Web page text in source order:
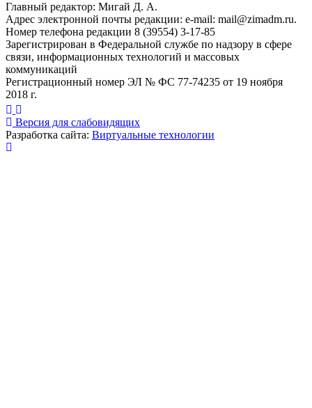
Главный редактор: Мигай Д. А.
Адрес электронной почты редакции: e-mail: mail@zimadm.ru.
Номер телефона редакции 8 (39554) 3-17-85
Зарегистрирован в Федеральной службе по надзору в сфере
связи, информационных технологий и массовых
коммуникаций
Регистрационный номер ЭЛ № ФС 77-74235 от 19 ноября
2018 г.
Версия для слабовидящих
Разработка сайта: Виртуальные технологии